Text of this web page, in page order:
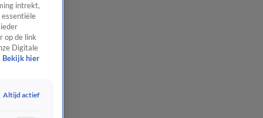
intrekt,
op de link
Digitale
Bekijk hier
Altijd actief